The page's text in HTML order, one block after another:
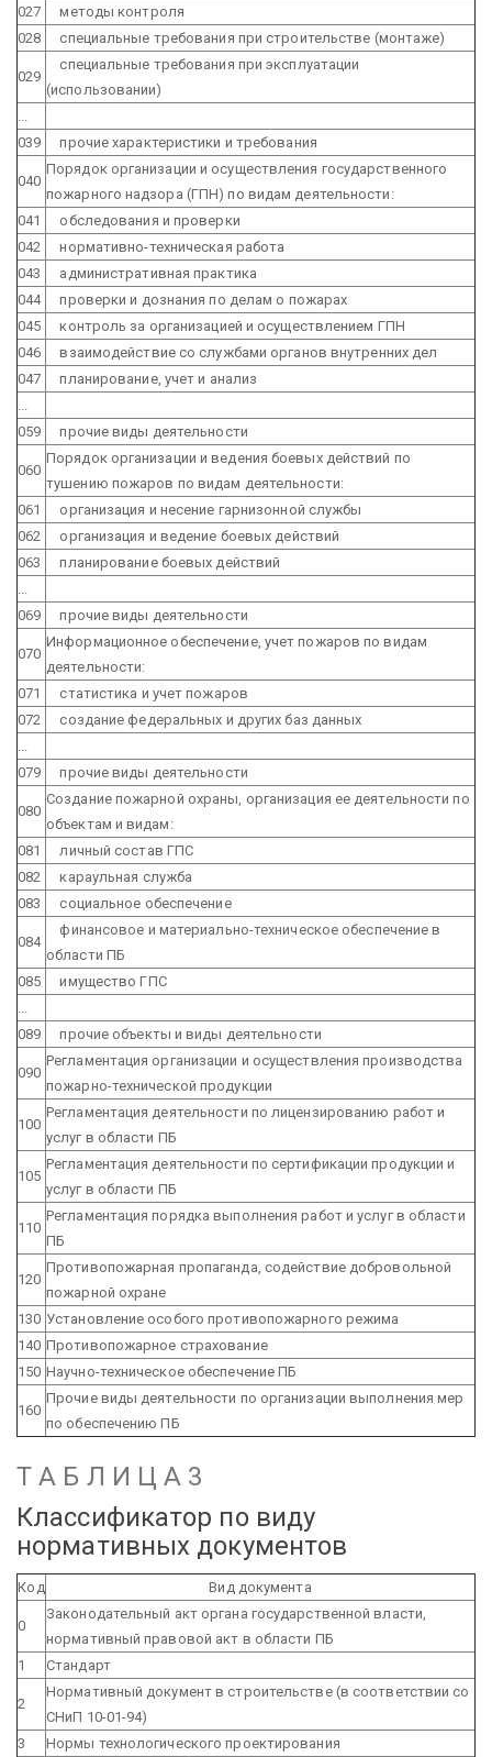
027
методы контроля
028
специальные требования при строительстве (монтаже)
029
специальные требования при эксплуатации
(использовании)
039
прочие характеристики и требования
040
Порядок организации и осуществления государственного
пожарного надзора (ГПН) по видам деятельности:
041
обследования и проверки
042
нормативно-техническая работа
043
административная практика
044
проверки и дознания по делам о пожарах
045
контроль за организацией и осуществлением ГПН
046
взаимодействие со службами органов внутренних дел
047
планирование, учет и анализ
059
прочие виды деятельности
060
Порядок организации и ведения боевых действий по
тушению пожаров по видам деятельности:
061
организация и несение гарнизонной службы
062
организация и ведение боевых действий
063
планирование боевых действий
069
прочие виды деятельности
070
Информационное обеспечение, учет пожаров по видам
деятельности:
071
статистика и учет пожаров
072
создание федеральных и других баз данных
079
прочие виды деятельности
080
Создание пожарной охраны, организация ее деятельности по
объектам и видам:
081
личный состав ГПС
082
караульная служба
083
социальное обеспечение
084
финансовое и материально-техническое обеспечение в
области ПБ
085
имущество ГПС
089
прочие объекты и виды деятельности
090
Регламентация организации и осуществления производства
пожарно-технической продукции
100
Регламентация деятельности по лицензированию работ и
услуг в области ПБ
105
Регламентация деятельности по сертификации продукции и
услуг в области ПБ
110
Регламентация порядка выполнения работ и услуг в области
ПБ
120
Противопожарная пропаганда, содействие добровольной
пожарной охране
130 Установление особого противопожарного режима
140 Противопожарное страхование
150 Научно-техническое обеспечение ПБ
160
Прочие виды деятельности по организации выполнения мер
по обеспечению ПБ
Т А Б Л И Ц А 3
Классификатор по виду
нормативных документов
Код Вид документа
0
Законодательный акт органа государственной власти,
нормативный правовой акт в области ПБ
1
Стандарт
2
Нормативный документ в строительстве (в соответствии со
СНиП 10-01-94)
3
Нормы технологического проектирования